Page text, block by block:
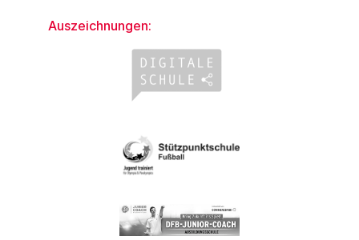
Auszeichnungen: